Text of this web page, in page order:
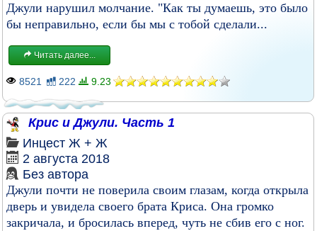
Джули нарушил молчание. "Как ты думаешь, это было
бы неправильно, если бы мы с тобой сделали...
Читать далее...
8521 222 9.23
Крис и Джули. Часть 1
Инцест Ж + Ж
2 августа 2018
Без автора
Джули почти не поверила своим глазам, когда открыла
дверь и увидела своего брата Криса. Она громко
закричала, и бросилась вперед, чуть не сбив его с ног.